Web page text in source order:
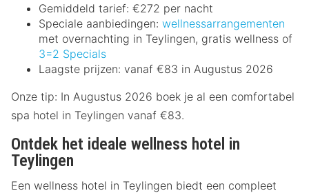
Gemiddeld tarief: €272 per nacht
Speciale aanbiedingen: wellnessarrangementen
met overnachting in Teylingen, gratis wellness of
3=2 Specials
Laagste prijzen: vanaf €83 in Augustus 2026
Onze tip: In Augustus 2026 boek je al een comfortabel
spa hotel in Teylingen vanaf €83.
Ontdek het ideale wellness hotel in
Teylingen
Een wellness hotel in Teylingen biedt een compleet